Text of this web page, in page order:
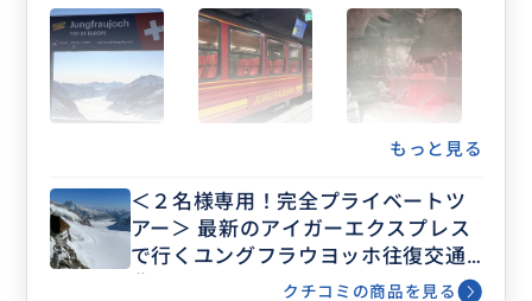
ユングフラウヨッホまでは何度か乗り換えがあり、
慣れていないと切符の手配やマップや乗り換え方法
の確認などでワタワタしてしまい、こんなにゆっく
り楽しめなかったと思います。
またオプションとして、現地でソリを体験すること
帰りはグリンデルワルトにも立ち寄っていただき、
散策できて楽しかったです。
終始、臨機応変に対応してくださり、とても安心し
てお任せすることができました。ありがとうござい
もっと見る
＜２名様専用！完全プライベートツ
アー＞ 最新のアイガーエクスプレス
で行くユングフラウヨッホ往復交通
費込み！インターラーケン、ラウタ
クチコミの商品を見る